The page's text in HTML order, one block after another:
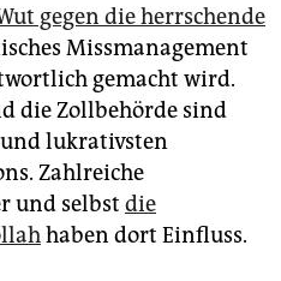
gegen die herrschende
Missmanagement
gemacht wird.
die Zollbehörde sind
lukrativsten
Zahlreiche
und selbst die
haben dort Einfluss.